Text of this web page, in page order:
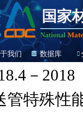
国家
National
我们 数据库
－2018
管特殊性